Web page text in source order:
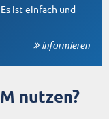
ist einfach und
informieren
nutzen?